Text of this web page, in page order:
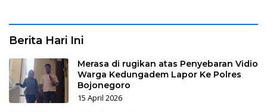
Berita Hari Ini
Merasa di rugikan atas Penyebaran Vidio
Warga Kedungadem Lapor Ke Polres
Bojonegoro
15 April 2026